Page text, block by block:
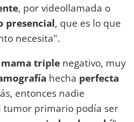
, por videollamada o
presencial, que es lo que
necesita".
mama triple negativo, muy
hecha perfecta
entonces nadie
tumor primario podía ser